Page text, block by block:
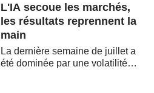
Publication des résultats - Q2 2026 12:45
Publication des résultats - Q2 2026
L'IA secoue les marchés,
les résultats reprennent la
main
La dernière semaine de juillet a
été dominée par une volatilité